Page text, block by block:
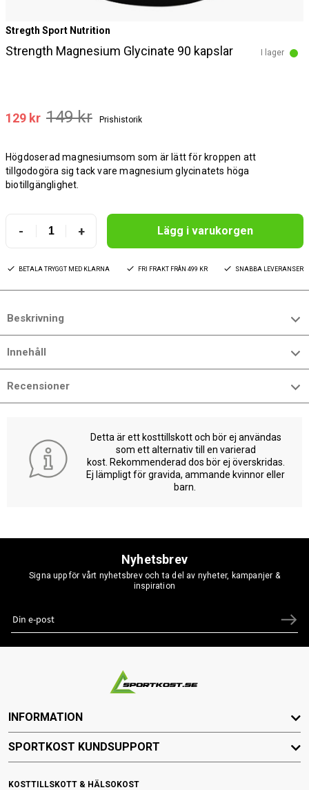
Stregth Sport Nutrition
Strength Magnesium Glycinate 90 kapslar I lager
129 kr 149 kr Prishistorik
Högdoserad magnesiumsom som är lätt för kroppen att
tillgodogöra sig tack vare magnesium glycinatets höga
biotillgänglighet.
- + Lägg i varukorgen
BETALA TRYGGT MED KLARNA FRI FRAKT FRÅN 499 KR SNABBA LEVERANSER
Beskrivning
Innehåll
Recensioner
Detta är ett kosttillskott och bör ej användas
som ett alternativ till en varierad
kost. Rekommenderad dos bör ej överskridas.
Ej lämpligt för gravida, ammande kvinnor eller
barn.
Nyhetsbrev
Signa upp för vårt nyhetsbrev och ta del av nyheter, kampanjer &
inspiration
KOSTTILLSKOTT & HÄLSOKOST
INFORMATION
SPORTKOST KUNDSUPPORT